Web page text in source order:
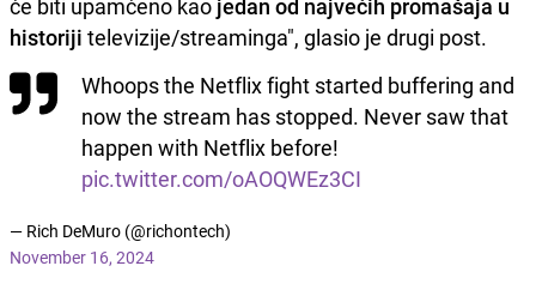
historiji televizije/streaminga", glasio je drugi post.
Whoops the Netflix fight started buffering and
now the stream has stopped. Never saw that
happen with Netflix before!
pic.twitter.com/oAOQWEz3CI
— Rich DeMuro (@richontech)
November 16, 2024